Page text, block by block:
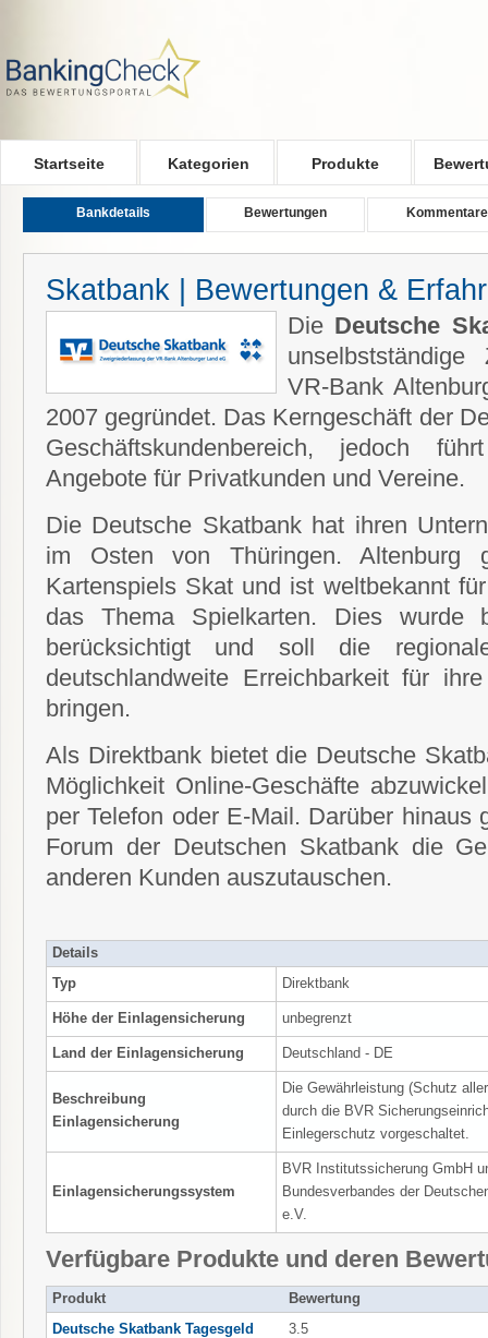
Startseite Kategorien Produkte
Bankdetails Bewertungen Kommentare
Skatbank | Bewertungen &
Die Deutsche
unselbstständige
VR-Bank
2007 gegründet. Das Kerngeschäft der
Geschäftskundenbereich, jedoch
Angebote für Privatkunden und Vereine.
Die Deutsche Skatbank hat ihren
im Osten von Thüringen. Altenburg
Kartenspiels Skat und ist weltbekannt
das Thema Spielkarten. Dies wurde
berücksichtigt und soll die
deutschlandweite Erreichbarkeit für
bringen.
Als Direktbank bietet die Deutsche
Möglichkeit Online-Geschäfte
per Telefon oder E-Mail. Darüber hinaus
Forum der Deutschen Skatbank die
anderen Kunden auszutauschen.
Details
Typ
Direktbank
Höhe der Einlagensicherung unbegrenzt
Land der Einlagensicherung Deutschland - DE
Beschreibung
Einlagensicherung
Die Gewährleistung (Schutz
durch die BVR
Einlegerschutz vorgeschaltet.
Einlagensicherungssystem
BVR Institutssicherung GmbH
Bundesverbandes der
e.V.
Verfügbare Produkte und deren
Produkt
Bewertung
Deutsche Skatbank Tagesgeld
3.5